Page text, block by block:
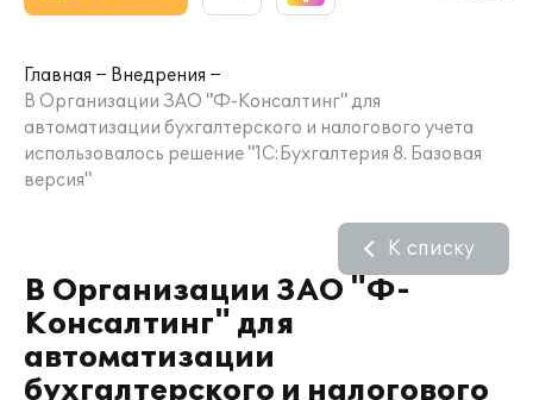
Главная
Внедрения
В Организации ЗАО "Ф-Консалтинг" для
автоматизации бухгалтерского и налогового учета
использовалось решение "1С:Бухгалтерия 8. Базовая
версия"
В Организации ЗАО "Ф-
Консалтинг" для
автоматизации
бухгалтерского и налогового
К списку